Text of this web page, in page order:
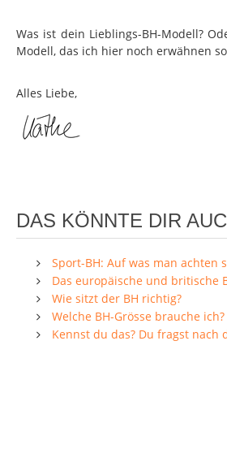
Was ist dein Lieblings-BH-Modell?
Modell, das ich hier noch erwähnen
Alles Liebe,
DAS KÖNNTE DIR
Sport-BH: Auf was man achten
Das europäische und britische
Wie sitzt der BH richtig?
Welche BH-Grösse brauche ich?
Kennst du das? Du fragst nach